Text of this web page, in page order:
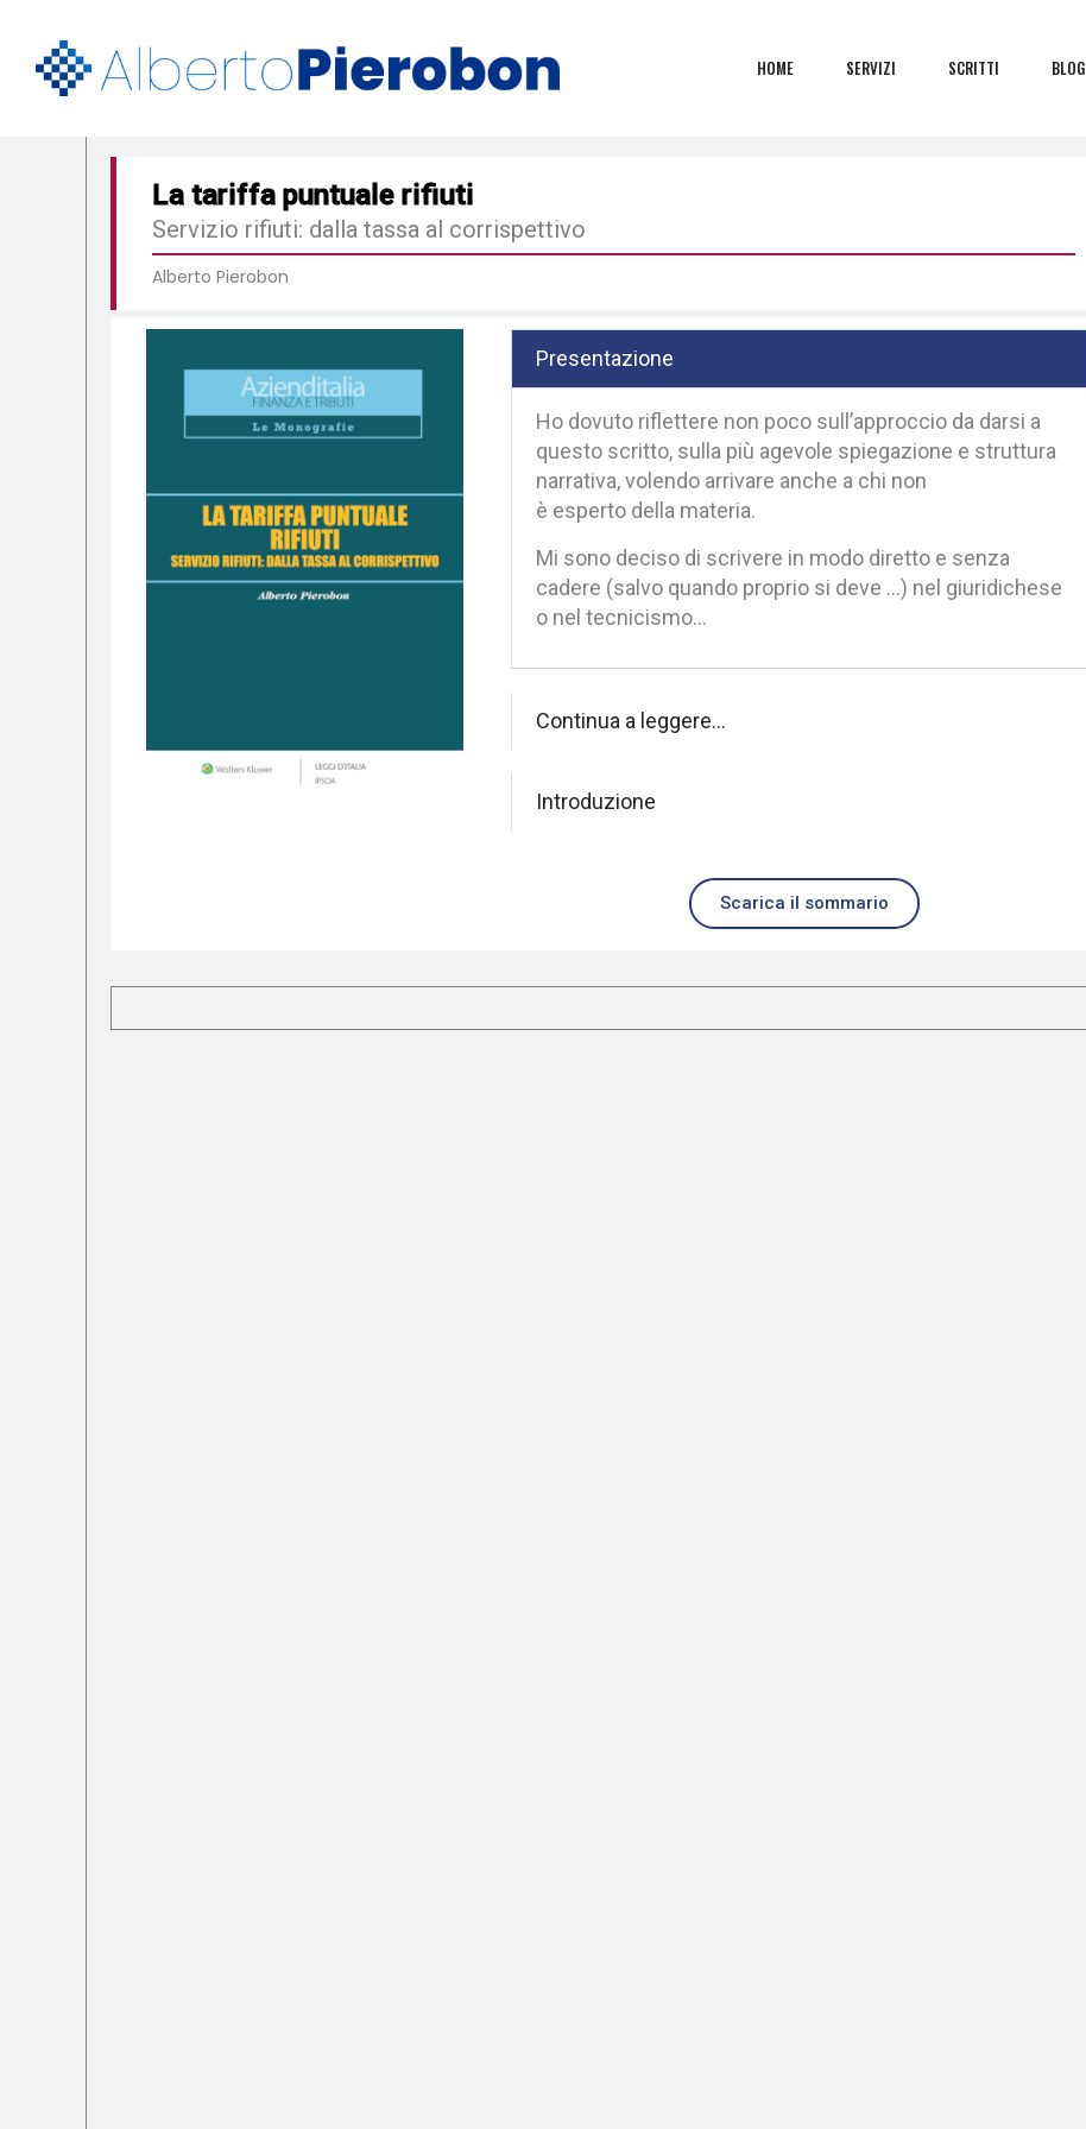
HOME SERVIZI SCRITTI BLOG
La tariffa puntuale rifiuti
Servizio rifiuti: dalla tassa al corrispettivo
Alberto Pierobon
Presentazione
Ho dovuto riflettere non poco sull’approccio da darsi a
questo scritto, sulla più agevole spiegazione e struttura
narrativa, volendo arrivare anche a chi non
è esperto della materia.
Mi sono deciso di scrivere in modo diretto e senza
cadere (salvo quando proprio si deve …) nel giuridichese
o nel tecnicismo…
Continua a leggere...
Introduzione
Scarica il sommario